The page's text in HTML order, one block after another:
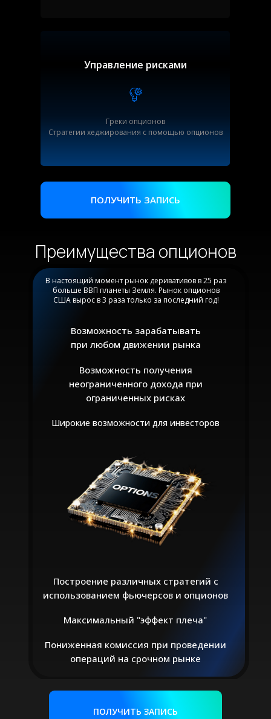
Управление рисками
Греки опционов
Стратегии хеджирования с помощью опционов
ПОЛУЧИТЬ ЗАПИСЬ
Возможность зарабатывать
при любом движении рынка
Построение различных стратегий с
использованием фьючерсов и опционов
Максимальный "эффект плеча"
Возможность получения
неограниченного дохода при
ограниченных рисках
Пониженная комиссия при проведении
операций на срочном рынке
Широкие возможности для инвесторов
Преимущества опционов
В настоящий момент рынок деривативов в 25 раз
больше ВВП планеты Земля. Рынок опционов
США вырос в 3 раза только за последний год!
ПОЛУЧИТЬ ЗАПИСЬ